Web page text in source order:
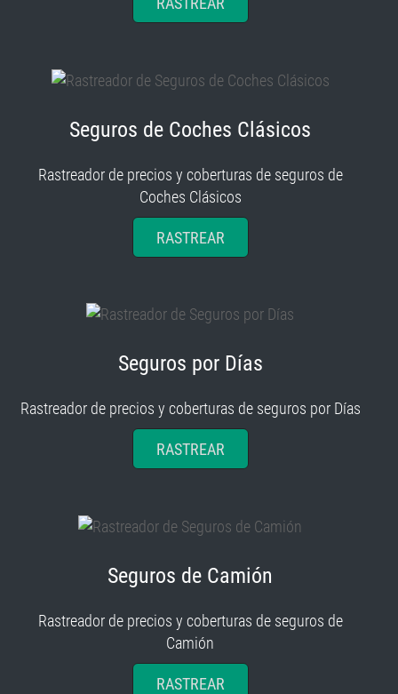
Seguros de Coches Clásicos
Rastreador de precios y coberturas de seguros de
Coches Clásicos
RASTREAR
Seguros por Días
Rastreador de precios y coberturas de seguros por Días
RASTREAR
Seguros de Camión
Rastreador de precios y coberturas de seguros de
Camión
RASTREAR